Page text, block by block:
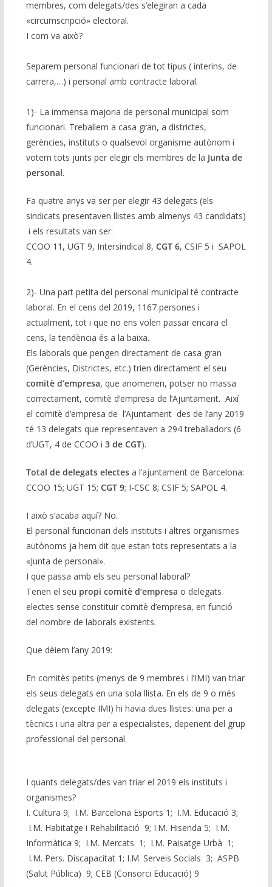
membres, com delegats/des s’elegiran a cada
«circumscripció» electoral.
I com va això?
Separem personal funcionari de tot tipus ( interins, de
carrera,…) i personal amb contracte laboral.
1)- La immensa majoria de personal municipal som
funcionari. Treballem a casa gran, a districtes,
gerències, instituts o qualsevol organisme autònom i
votem tots junts per elegir els membres de la Junta de
personal.
Fa quatre anys va ser per elegir 43 delegats (els
sindicats presentaven llistes amb almenys 43 candidats)
i els resultats van ser:
CCOO 11, UGT 9, Intersindical 8, CGT 6, CSIF 5 i SAPOL
4.
2)- Una part petita del personal municipal té contracte
laboral. En el cens del 2019, 1167 persones i
actualment, tot i que no ens volen passar encara el
cens, la tendència és a la baixa.
Els laborals que pengen directament de casa gran
(Gerències, Districtes, etc.) trien directament el seu
comitè d’empresa, que anomenen, potser no massa
correctament, comitè d’empresa de l’Ajuntament. Així
el comitè d’empresa de l’Ajuntament des de l’any 2019
té 13 delegats que representaven a 294 treballadors (6
d’UGT, 4 de CCOO i 3 de CGT).
Total de delegats electesa l’ajuntament de Barcelona:
CCOO 15; UGT 15; CGT 9; I-CSC 8; CSIF 5; SAPOL 4.
I això s’acaba aquí? No.
El personal funcionari dels instituts i altres organismes
autònoms ja hem dit que estan tots representats a la
«Junta de personal».
I que passa amb els seu personal laboral?
Tenen el seu propi comitè d’empresa o delegats
electes sense constituir comitè d’empresa, en funció
del nombre de laborals existents.
Que dèiem l’any 2019:
En comitès petits (menys de 9 membres i l’IMI) van triar
els seus delegats en una sola llista. En els de 9 o més
delegats (excepte IMI) hi havia dues llistes: una per a
tècnics i una altra per a especialistes, depenent del grup
professional del personal.
I quants delegats/des van triar el 2019 els instituts i
organismes?
I. Cultura 9; I.M. Barcelona Esports 1; I.M. Educació 3;
I.M. Habitatge i Rehabilitació 9; I.M. Hisenda 5; I.M.
Informàtica 9; I.M. Mercats 1; I.M. Paisatge Urbà 1;
I.M. Pers. Discapacitat 1; I.M. Serveis Socials 3; ASPB
(Salut Pública) 9; CEB (Consorci Educació) 9